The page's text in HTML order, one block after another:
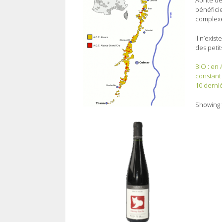
Il
des
BIO : en
10